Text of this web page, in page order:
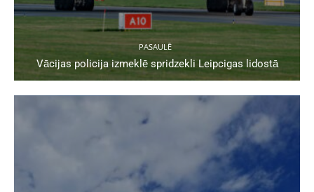
PASAULĒ
Vācijas policija izmeklē spridzekli Leipcigas lidostā